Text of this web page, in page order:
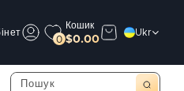
0
Кошик
$0.00
Ukr